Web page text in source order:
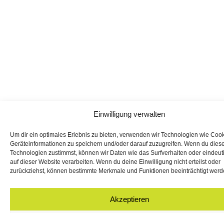
Einwilligung verwalten
Um dir ein optimales Erlebnis zu bieten, verwenden wir Technologien wie
Geräteinformationen zu speichern und/oder darauf zuzugreifen. Wenn du
Technologien zustimmst, können wir Daten wie das Surfverhalten oder
auf dieser Website verarbeiten. Wenn du deine Einwilligung nicht erteilst oder
zurückziehst, können bestimmte Merkmale und Funktionen beeinträchtigt
Akzeptieren